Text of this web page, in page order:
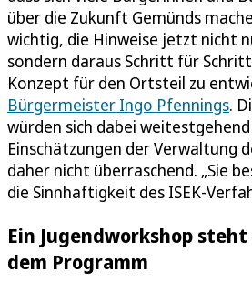
über die Zukunft Gemünds
wichtig, die Hinweise jetzt nicht
sondern daraus Schritt für
Konzept für den Ortsteil zu
Bürgermeister Ingo Pfennings.
würden sich dabei
Einschätzungen der Verwaltung
daher nicht überraschend. „Sie
die Sinnhaftigkeit des ISEK-
Ein Jugendworkshop
dem Programm